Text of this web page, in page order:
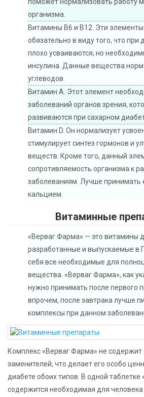
организма.
Витамины В6 и В12. Эти
обязательно в виду того, что при
плохо усваиваются, но
инсулина. Данные вещества
углеводов.
Витамин А. Этот элемент
заболеваний органов зрения,
развиваются при сахарном
Витамин D. Он нормализует
стимулирует синтез гормонов и
веществ. Кроме того, данный
сопротивляемость организма к
заболеваниям. Лучше принимать
кальцием.
Витаминные
«Верваг Фарма» — это витамины
разработанные и выпускаемые в
себя все необходимые для
вещества. «Верваг Фарма», как
нужно принимать после первого
впрочем, после завтрака лучше
комплексы при данном
Комплекс «Верваг Фарма» не содержит
заменителей, что делает его особо
диабете обоих типов. В одной
содержится необходимая для